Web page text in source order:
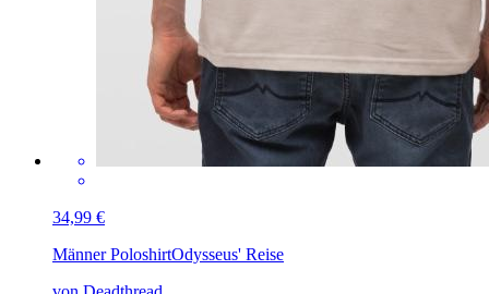
34,99 €
Männer PoloshirtOdysseus' Reise